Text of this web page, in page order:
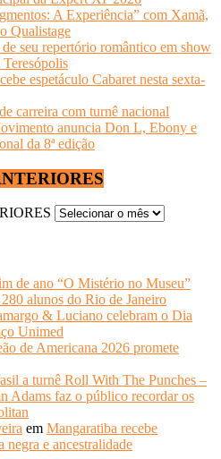
A Experiência” com Xamã,
Qualistage
seu repertório romântico em show
espetáculo Cabaret nesta sexta-
carreira com turnê nacional
anuncia Don L, Ebony e
da 8ª edição
de ano “O Mistério no Museu”
alunos do Rio de Janeiro
& Luciano celebram o Dia
Unimed
de Americana 2026 promete
a turnê Roll With The Punches –
Adams faz o público recordar os
em Mangaratiba recebe
negra e ancestralidade